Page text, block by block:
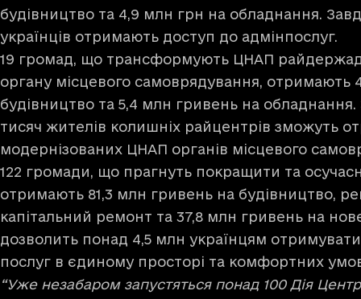
будівництво та 4,9 млн грн на обладнання.
українців отримають доступ до адмінпослуг.
19 громад, що трансформують ЦНАП
органу місцевого самоврядування, отримають
будівництво та 5,4 млн гривень на
тисяч жителів колишніх райцентрів зможуть
модернізованих ЦНАП органів місцевого
122 громади, що прагнуть покращити та
отримають 81,3 млн гривень на будівництво,
капітальний ремонт та 37,8 млн гривень на
дозволить понад 4,5 млн українцям
послуг в єдиному просторі та комфортних
“Уже незабаром запустяться понад 100 Дія